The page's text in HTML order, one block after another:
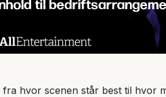
hvor scenen står best til hvor